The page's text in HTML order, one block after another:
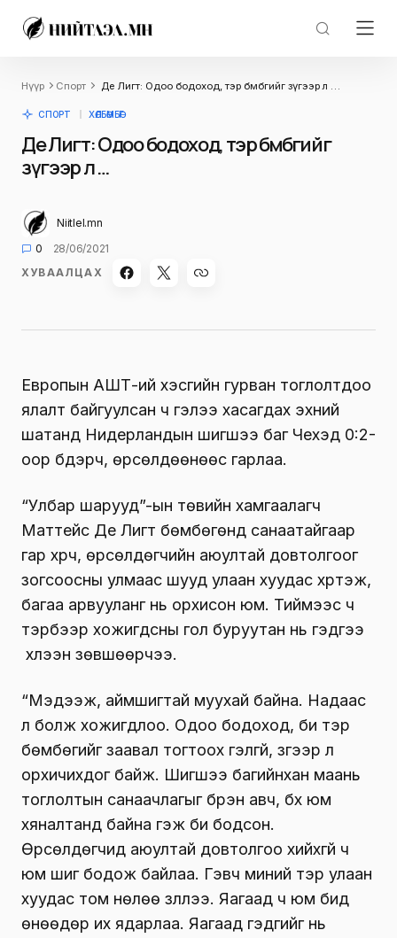
Нүүр Спорт Де Лигт: Одоо бодоход, тэр бөмбөгийг зүгээр л …
СПОРТ ХӨЛБӨМБӨГ
Де Лигт: Одоо бодоход, тэр бөмбөгийг
зүгээр л …
Niitlel.mn
0
28/06/2021
ХУВААЛЦАХ
Европын АШТ-ий хэсгийн гурван тоглолтдоо
ялалт байгуулсан ч гэлээ хасагдах эхний
шатанд Нидерландын шигшээ баг Чехэд 0:2-
оор бүдэрч, өрсөлдөөнөөс гарлаа.
“Улбар шарууд”-ын төвийн хамгаалагч
Маттейс Де Лигт бөмбөгөнд санаатайгаар
гар хүрч, өрсөлдөгчийн аюултай довтолгоог
зогсоосны улмаас шууд улаан хуудас хүртэж,
багаа арвууланг нь орхисон юм. Тиймээс ч
тэрбээр хожигдсны гол буруутан нь гэдгээ
хүлээн зөвшөөрчээ.
“Мэдээж, аймшигтай муухай байна. Надаас
л болж хожигдлоо. Одоо бодоход, би тэр
бөмбөгийг заавал тогтоох гэлгүй, зүгээр л
орхичихдог байж. Шигшээ багийнхан маань
тоглолтын санаачлагыг бүрэн авч, бүх юм
хяналтанд байна гэж би бодсон.
Өрсөлдөгчид аюултай довтолгоо хийхгүй ч
юм шиг бодож байлаа. Гэвч миний тэр улаан
хуудас том нөлөө үзүүллээ. Яагаад ч юм бид
өнөөдөр их ядарлаа. Яагаад гэдгийг нь